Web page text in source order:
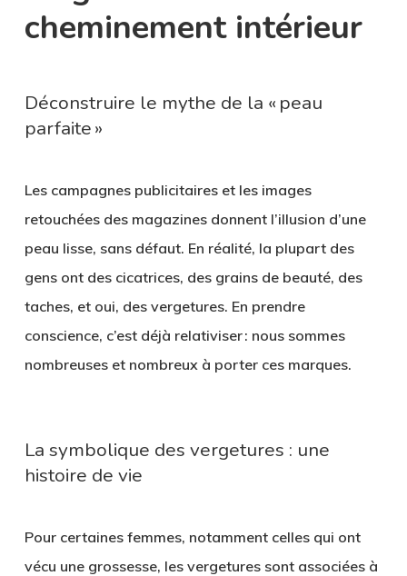
cheminement intérieur
Déconstruire le mythe de la « peau
parfaite »
Les campagnes publicitaires et les images
retouchées des magazines donnent l’illusion d’une
peau lisse, sans défaut. En réalité, la plupart des
gens ont des cicatrices, des grains de beauté, des
taches, et oui, des vergetures. En prendre
conscience, c’est déjà relativiser : nous sommes
nombreuses et nombreux à porter ces marques.
La symbolique des vergetures : une
histoire de vie
Pour certaines femmes, notamment celles qui ont
vécu une grossesse, les vergetures sont associées à